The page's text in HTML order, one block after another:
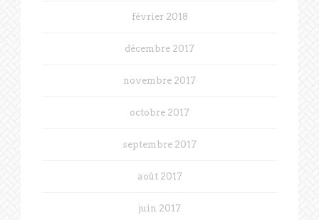
février 2018
décembre 2017
novembre 2017
octobre 2017
septembre 2017
août 2017
juin 2017